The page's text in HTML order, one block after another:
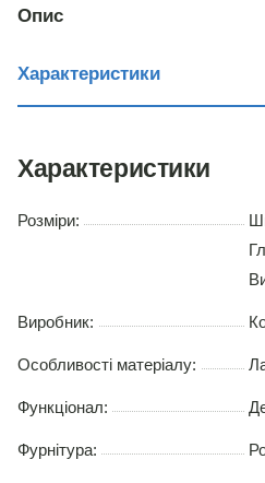
Опис
Характеристики
Характеристики
Розміри:
Виробник:
Особливості матеріалу:
Функціонал:
Фурнітура: